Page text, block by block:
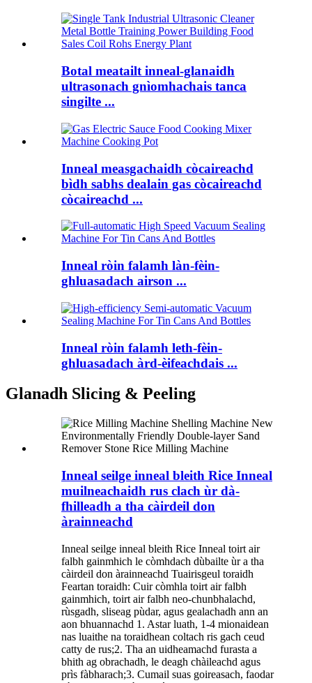
Botal meatailt inneal-glanaidh
ultrasonach gnìomhachais tanca
singilte ...
Inneal measgachaidh còcaireachd
bìdh sabhs dealain gas còcaireachd
còcaireachd ...
Inneal ròin falamh làn-fèin-
ghluasadach airson ...
Inneal ròin falamh leth-fèin-
ghluasadach àrd-èifeachdais ...
Glanadh Slicing & Peeling
Inneal seilge inneal bleith Rice Inneal
muilneachaidh rus clach ùr dà-
fhilleadh a tha càirdeil don
àrainneachd
Inneal seilge inneal bleith Rice Inneal toirt air
falbh gainmhich le còmhdach dùbailte ùr a tha
càirdeil don àrainneachd Tuairisgeul toraidh
Feartan toraidh: Cuir còmhla toirt air falbh
gainmhich, toirt air falbh neo-chunbhalachd,
rùsgadh, sliseag pùdar, agus gealachadh ann an
aon bhuannachd 1. Astar luath, 1-4 mionaidean
nas luaithe na toraidhean coltach ris gach ceud
catty de rus;2. Tha an uidheamachd furasta a
bhith ag obrachadh, le deagh chàileachd agus
prìs fàbharach;3. Cumail suas goireasach, faodar